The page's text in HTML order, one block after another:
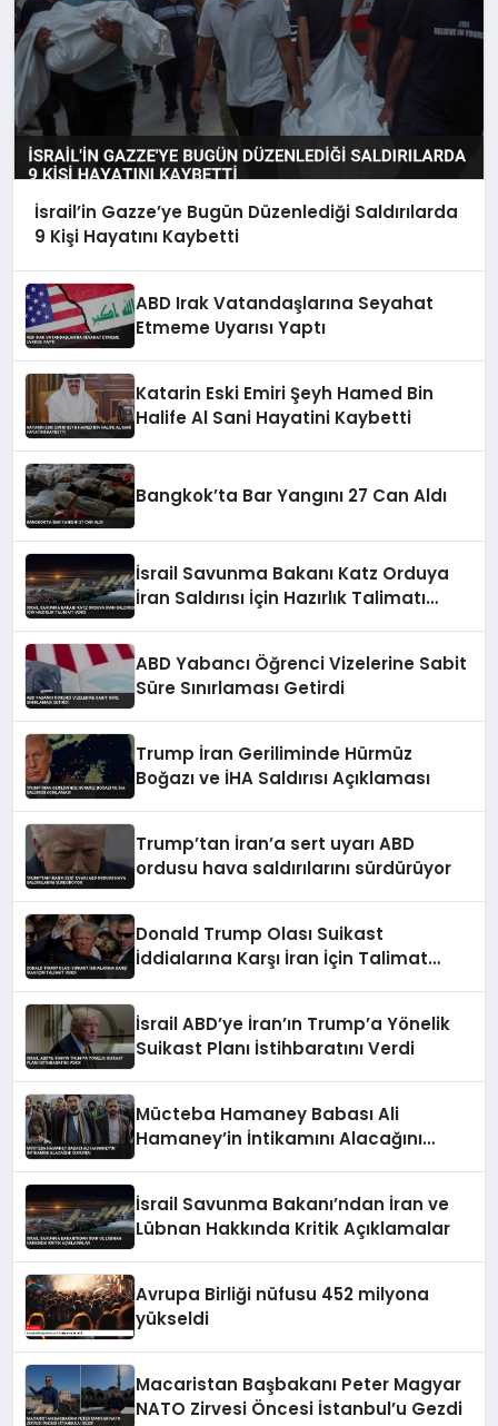
İsrail’in Gazze’ye Bugün Düzenlediği Saldırılarda
9 Kişi Hayatını Kaybetti
ABD Irak Vatandaşlarına Seyahat
Etmeme Uyarısı Yaptı
Katarin Eski Emiri Şeyh Hamed Bin
Halife Al Sani Hayatini Kaybetti
Bangkok’ta Bar Yangını 27 Can Aldı
İsrail Savunma Bakanı Katz Orduya
İran Saldırısı İçin Hazırlık Talimatı
ABD Yabancı Öğrenci Vizelerine Sabit
Süre Sınırlaması Getirdi
Trump İran Geriliminde Hürmüz
Boğazı ve İHA Saldırısı Açıklaması
Trump’tan İran’a sert uyarı ABD
ordusu hava saldırılarını sürdürüyor
Donald Trump Olası Suikast
İddialarına Karşı İran İçin Talimat
İsrail ABD’ye İran’ın Trump’a Yönelik
Suikast Planı İstihbaratını Verdi
Mücteba Hamaney Babası Ali
Hamaney’in İntikamını Alacağını
İsrail Savunma Bakanı’ndan İran ve
Lübnan Hakkında Kritik Açıklamalar
Avrupa Birliği nüfusu 452 milyona
yükseldi
Macaristan Başbakanı Peter Magyar
NATO Zirvesi Öncesi İstanbul’u Gezdi